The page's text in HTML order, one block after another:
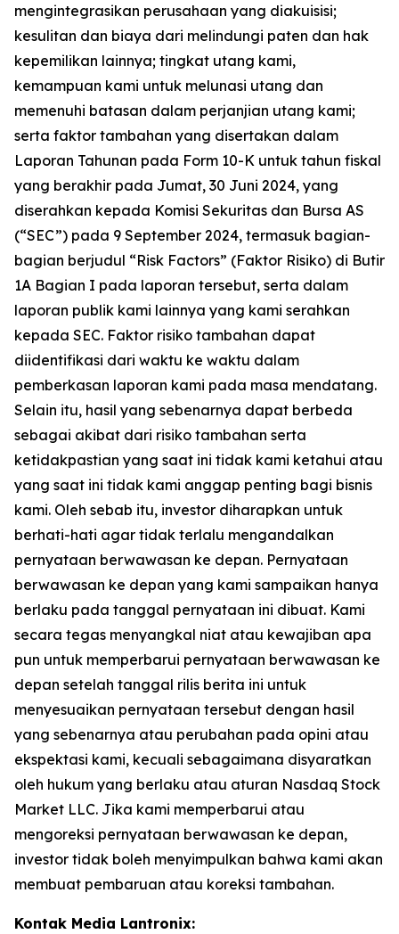
mengintegrasikan perusahaan yang diakuisisi;
kesulitan dan biaya dari melindungi paten dan hak
kepemilikan lainnya; tingkat utang kami,
kemampuan kami untuk melunasi utang dan
memenuhi batasan dalam perjanjian utang kami;
serta faktor tambahan yang disertakan dalam
Laporan Tahunan pada Form 10-K untuk tahun fiskal
yang berakhir pada Jumat, 30 Juni 2024, yang
diserahkan kepada Komisi Sekuritas dan Bursa AS
(“SEC”) pada 9 September 2024, termasuk bagian-
bagian berjudul “Risk Factors” (Faktor Risiko) di Butir
1A Bagian I pada laporan tersebut, serta dalam
laporan publik kami lainnya yang kami serahkan
kepada SEC. Faktor risiko tambahan dapat
diidentifikasi dari waktu ke waktu dalam
pemberkasan laporan kami pada masa mendatang.
Selain itu, hasil yang sebenarnya dapat berbeda
sebagai akibat dari risiko tambahan serta
ketidakpastian yang saat ini tidak kami ketahui atau
yang saat ini tidak kami anggap penting bagi bisnis
kami. Oleh sebab itu, investor diharapkan untuk
berhati-hati agar tidak terlalu mengandalkan
pernyataan berwawasan ke depan. Pernyataan
berwawasan ke depan yang kami sampaikan hanya
berlaku pada tanggal pernyataan ini dibuat. Kami
secara tegas menyangkal niat atau kewajiban apa
pun untuk memperbarui pernyataan berwawasan ke
depan setelah tanggal rilis berita ini untuk
menyesuaikan pernyataan tersebut dengan hasil
yang sebenarnya atau perubahan pada opini atau
ekspektasi kami, kecuali sebagaimana disyaratkan
oleh hukum yang berlaku atau aturan Nasdaq Stock
Market LLC. Jika kami memperbarui atau
mengoreksi pernyataan berwawasan ke depan,
investor tidak boleh menyimpulkan bahwa kami akan
membuat pembaruan atau koreksi tambahan.
Kontak Media Lantronix: